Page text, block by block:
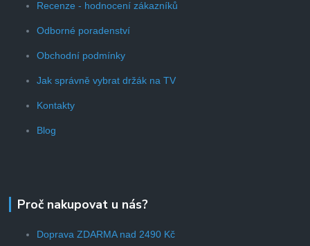
Recenze - hodnocení zákazníků
Odborné poradenství
Obchodní podmínky
Jak správně vybrat držák na TV
Kontakty
Blog
Proč nakupovat u nás?
Doprava ZDARMA nad 2490 Kč